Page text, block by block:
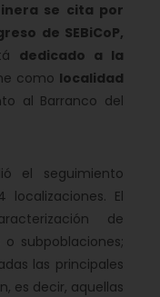
se cita por
de SEBiCoP,
dedicado a la
como localidad
al Barranco del
seguimiento
El
de
subpoblaciones;
las principales
es decir, aquellas